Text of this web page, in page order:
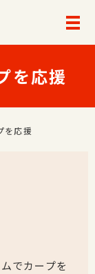
を応援
を応援
でカープを